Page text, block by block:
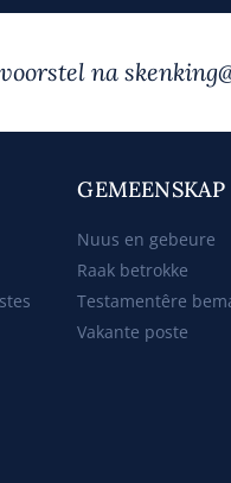
na
GEMEENSKAP
Nuus en gebeure
Raak betrokke
Testamentêre
Vakante poste